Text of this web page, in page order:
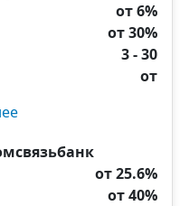
от 6%
от 30%
3 - 30
от
от 25.6%
от 40%